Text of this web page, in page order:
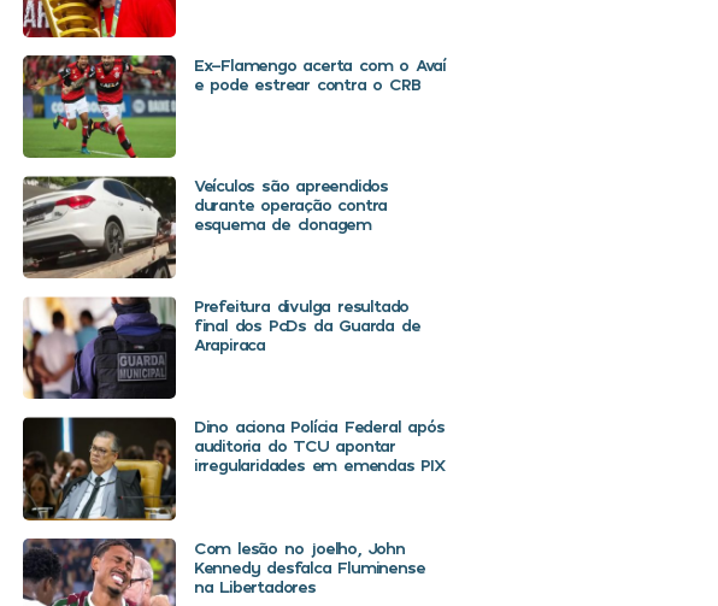
Ex-Flamengo acerta com o Avaí
e pode estrear contra o CRB
Veículos são apreendidos
durante operação contra
esquema de clonagem
Prefeitura divulga resultado
final dos PcDs da Guarda de
Arapiraca
Dino aciona Polícia Federal após
auditoria do TCU apontar
irregularidades em emendas PIX
Com lesão no joelho, John
Kennedy desfalca Fluminense
na Libertadores